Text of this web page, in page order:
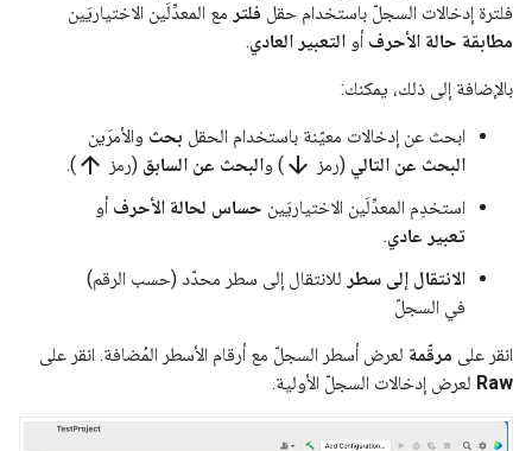
فلترة إدخالات السجلّ باستخدام حقل فلتر مع المعدِّلَين الاختياريَين
مطابقة حالة الأحرف أو التعبير العادي.
بالإضافة إلى ذلك، يمكنك:
ابحث عن إدخالات معيّنة باستخدام الحقل بحث والأمرَين
البحث عن التالي (رمز arrow_downward ) والبحث عن السابق (رمز arrow_upward
).
استخدِم المعدِّلَين الاختياريَين حساس لحالة الأحرف أو
تعبير عادي.
الانتقال إلى سطر للانتقال إلى سطر محدّد (حسب الرقم)
في السجلّ
انقر على مرقّمة لعرض أسطر السجلّ مع أرقام الأسطر المُضافة. انقر على
Raw لعرض إدخالات السجلّ الأولية.